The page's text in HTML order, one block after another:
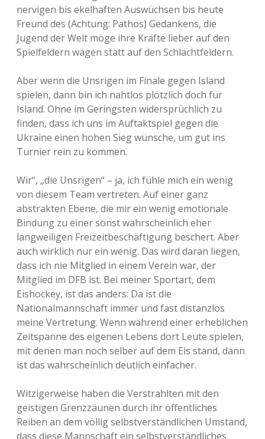
nervigen bis ekelhaften Auswüchsen bis heute
Freund des (Achtung: Pathos) Gedankens, die
Jugend der Welt möge ihre Kräfte lieber auf den
Spielfeldern wägen statt auf den Schlachtfeldern.
Aber wenn die Unsrigen im Finale gegen Island
spielen, dann bin ich nahtlos plötzlich doch für
Island. Ohne im Geringsten widersprüchlich zu
finden, dass ich uns im Auftaktspiel gegen die
Ukraine einen hohen Sieg wünsche, um gut ins
Turnier rein zu kommen.
Wir“, „die Unsrigen“ – ja, ich fühle mich ein wenig
von diesem Team vertreten. Auf einer ganz
abstrakten Ebene, die mir ein wenig emotionale
Bindung zu einer sonst wahrscheinlich eher
langweiligen Freizeitbeschäftigung beschert. Aber
auch wirklich nur ein wenig. Das wird daran liegen,
dass ich nie Mitglied in einem Verein war, der
Mitglied im DFB ist. Bei meiner Sportart, dem
Eishockey, ist das anders: Da ist die
Nationalmannschaft immer und fast distanzlos
meine Vertretung. Wenn während einer erheblichen
Zeitspanne des eigenen Lebens dort Leute spielen,
mit denen man noch selber auf dem Eis stand, dann
ist das wahrscheinlich deutlich einfacher.
Witzigerweise haben die Verstrahlten mit den
geistigen Grenzzäunen durch ihr öffentliches
Reiben an dem völlig selbstverständlichen Umstand,
dass diese Mannschaft ein selbstverständliches